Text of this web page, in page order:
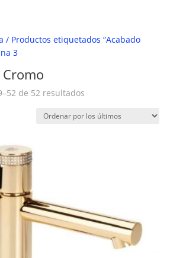
/ Productos etiquetados “Acabado
3
de 52 resultadosOrdenado
los